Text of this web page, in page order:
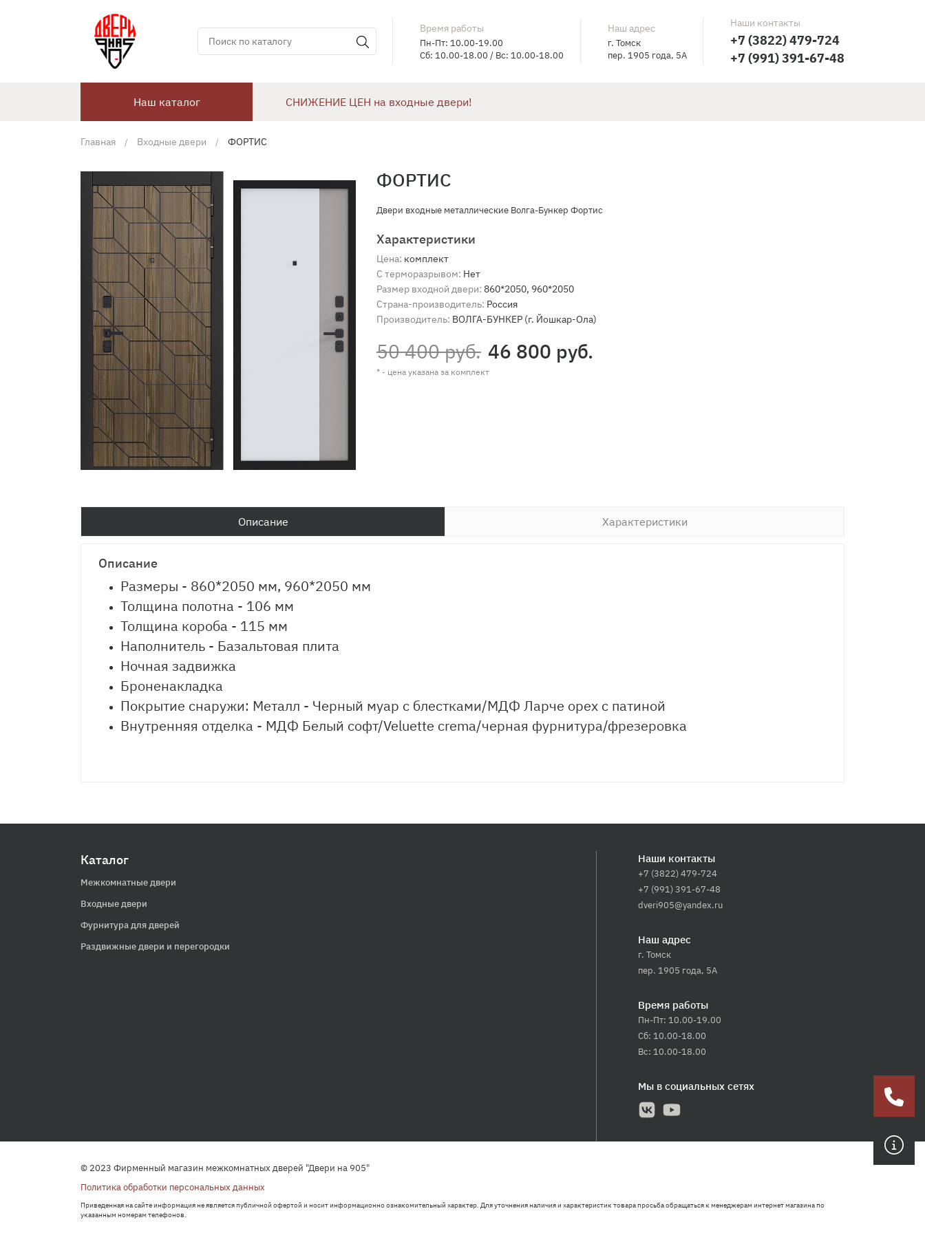
Время работы
Пн-Пт: 10.00-19.00
Сб: 10.00-18.00 / Вс: 10.00-18.00
Наш адрес
г. Томск
пер. 1905 года, 5А
Наши контакты
+7 (3822) 479-724
+7 (991) 391-67-48
Наш каталог СНИЖЕНИЕ ЦЕН на входные двери!
Главная Входные двери ФОРТИС
ФОРТИС
Двери входные металлические Волга-Бункер Фортис
Характеристики
Цена: комплект
С терморазрывом: Нет
Размер входной двери: 860*2050, 960*2050
Страна-производитель: Россия
Производитель: ВОЛГА-БУНКЕР (г. Йошкар-Ола)
50 400 руб. 46 800 руб.
* - цена указана за комплект
Описание Характеристики
Описание
Размеры - 860*2050 мм, 960*2050 мм
Толщина полотна - 106 мм
Толщина короба - 115 мм
Наполнитель - Базальтовая плита
Ночная задвижка
Броненакладка
Покрытие снаружи: Металл - Черный муар с блестками/МДФ Ларче орех с патиной
Внутренняя отделка - МДФ Белый софт/Veluette crema/черная фурнитура/фрезеровка
Каталог
Межкомнатные двери
Входные двери
Фурнитура для дверей
Раздвижные двери и перегородки
Наши контакты
+7 (3822) 479-724
+7 (991) 391-67-48
dveri905@yandex.ru
Наш адрес
г. Томск
пер. 1905 года, 5А
Время работы
Пн-Пт: 10.00-19.00
Сб: 10.00-18.00
Вс: 10.00-18.00
Мы в социальных сетях
© 2023 Фирменный магазин межкомнатных дверей "Двери на 905"
Политика обработки персональных данных
Приведенная на сайте информация не является публичной офертой и носит информационно ознакомительный характер. Для уточнения наличия и характеристик товара просьба обращаться к менеджерам интернет магазина по
указанным номерам телефонов.